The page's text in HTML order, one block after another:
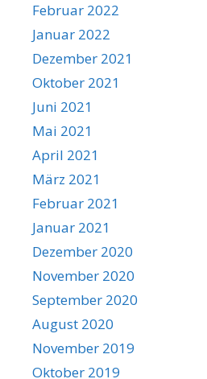
Februar 2022
Januar 2022
Dezember 2021
Oktober 2021
Juni 2021
Mai 2021
April 2021
März 2021
Februar 2021
Januar 2021
Dezember 2020
November 2020
September 2020
August 2020
November 2019
Oktober 2019